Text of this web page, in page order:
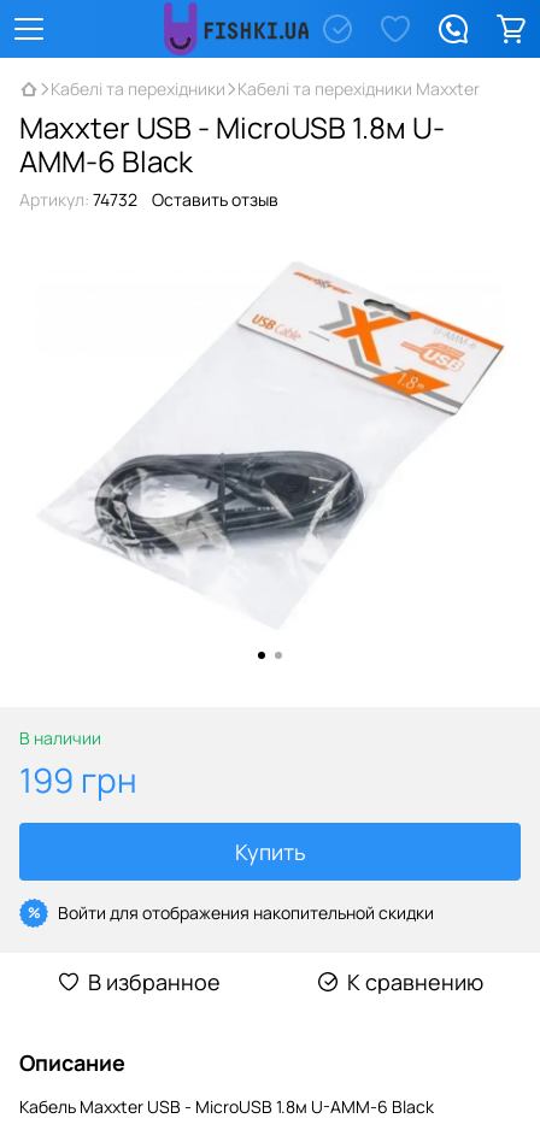
Кабелі та перехідники Кабелі та перехідники Maxxter
Maxxter USB - MicroUSB 1.8м U-
AMM-6 Black
Артикул: 74732 Оставить отзыв
В наличии
199 грн
Купить
% Войти для отображения накопительной скидки
В избранное К сравнению
Описание
Кабель Maxxter USB - MicroUSB 1.8м U-AMM-6 Black